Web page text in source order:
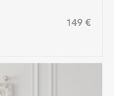
149 €